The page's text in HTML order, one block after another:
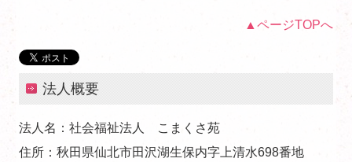
法人概要
法人名：社会福祉法人 こまくさ苑
住所：秋田県仙北市田沢湖生保内字上清水698番地
▲ページTOPへ